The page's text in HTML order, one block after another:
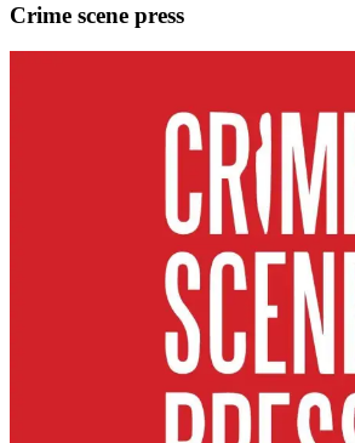
Crime scene press